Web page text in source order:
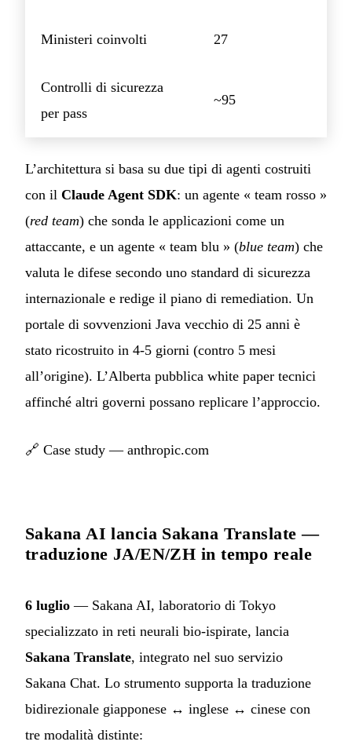
Ministeri coinvolti 27
Controlli di sicurezza
per pass
~95
L’architettura si basa su due tipi di agenti costruiti
con il Claude Agent SDK: un agente « team rosso »
(red team) che sonda le applicazioni come un
attaccante, e un agente « team blu » (blue team) che
valuta le difese secondo uno standard di sicurezza
internazionale e redige il piano di remediation. Un
portale di sovvenzioni Java vecchio di 25 anni è
stato ricostruito in 4-5 giorni (contro 5 mesi
all’origine). L’Alberta pubblica white paper tecnici
affinché altri governi possano replicare l’approccio.
🔗 Case study — anthropic.com
Sakana AI lancia Sakana Translate —
traduzione JA/EN/ZH in tempo reale
6 luglio — Sakana AI, laboratorio di Tokyo
specializzato in reti neurali bio-ispirate, lancia
Sakana Translate, integrato nel suo servizio
Sakana Chat. Lo strumento supporta la traduzione
bidirezionale giapponese ↔ inglese ↔ cinese con
tre modalità distinte: